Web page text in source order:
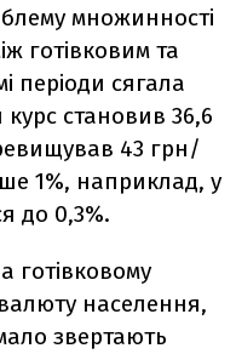
множинності
готівковим та
періоди сягала
становив 36,6
43 грн/
1%, наприклад, у
до 0,3%.
готівковому
населення,
звертають